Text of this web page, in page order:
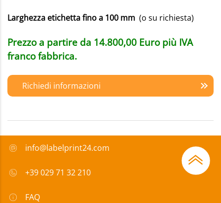
Larghezza etichetta fino a 100 mm (o su richiesta)
Prezzo a partire da 14.800,00 Euro più IVA
franco fabbrica.
Richiedi informazioni
info@labelprint24.com
+39 029 71 32 210
FAQ